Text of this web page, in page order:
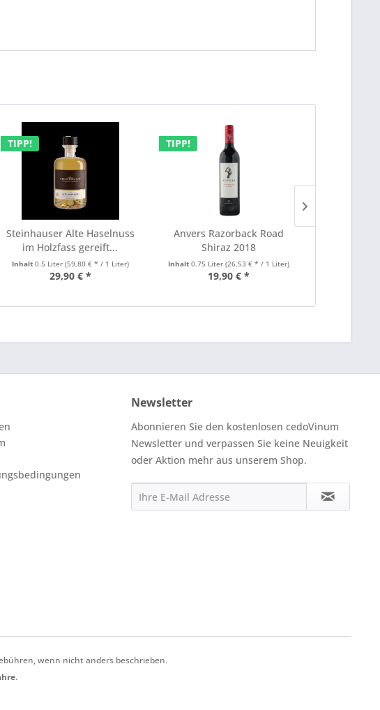
TIPP!
Steinhauser Alte Haselnuss
im Holzfass gereift...
Inhalt 0.5 Liter (59,80 € * / 1 Liter)
29,90 € *
TIPP!
Anvers Razorback Road
Shiraz 2018
Inhalt0.75 Liter(26,53 € * / 1 Liter)
19,90 € *
Newsletter
Abonnieren Sie den kostenlosen cedoVinum
Newsletter und verpassen Sie keine Neuigkeit
oder Aktion mehr aus unserem Shop.
wenn nicht anders beschrieben.
.